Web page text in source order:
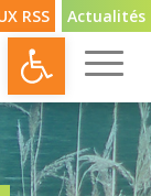
Ouvrir
RSS Actualités